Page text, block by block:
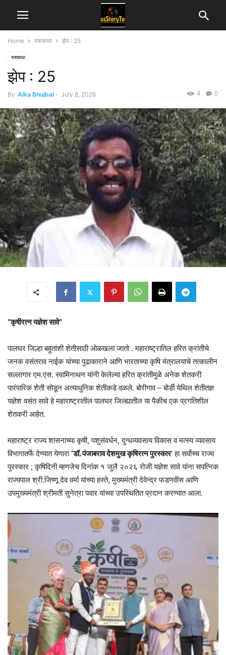
Home यशकथा झेप : 25
यशकथा
झेप : 25
By Alka Bhujbal - July 8, 2026 0
4
“कृषीरत्न यज्ञेश सावे”
पालघर जिल्हा बहुतांशी शेतीसाठी ओळखला जातो . महाराष्ट्रातिल हरित क्रांतीचे
जनक वसंतराव नाईक यांच्या पुढाकाराने आणि भारताच्या कृषि मंत्रालयाचे तत्कालीन
सल्लागार एम.एस. स्वामिनाथन यांनी केलेल्या हरित क्रांतीमुळे अनेक शेतकरी
पारंपारिक शेती सोडून अत्याधुनिक शेतीकडे वळले. बोरीगाव – बोर्डी येथिल शेतीतज्ञ
यज्ञेश वसंत सावे हे महाराष्ट्रातील पालघर जिल्ह्यातील या पैकीच एक प्रगतिशील
शेतकरी आहेत.
महाराष्ट्र राज्य शासनाच्या कृषी, पशुसंवर्धन, दुग्धव्यवसाय विकास व मत्स्य व्यवसाय
विभागातर्फे देण्यात येणारा‘डॉ. पंजाबराव देशमुख कृषिरत्न पुरस्कार’ हा सर्वोच्च राज्य
पुरस्कार ; कृषिदिनी म्हणजेच दिनांक १ जुलै २०२६ रोजी यज्ञेश सावे यांना सपत्निक
राज्यपाल श्री.जिष्णू देव वर्मा यांच्या हस्ते, मुख्यमंत्री देवेन्द्र फडणवीस आणि
उपमुख्यमंत्री श्रीमती सुनेत्रा पवार यांच्या उपस्थितित प्रदान करण्यात आला.